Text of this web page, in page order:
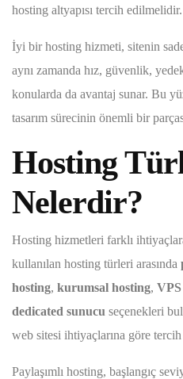
hosting altyapısı tercih edilmelidir.
İyi bir hosting hizmeti, sitenin
aynı zamanda hız, güvenlik,
konularda da avantaj sunar. Bu
tasarım sürecinin önemli bir
Hosting
Nelerdir?
Hosting hizmetleri farklı
kullanılan hosting türleri arasında
hosting, kurumsal hosting,
dedicated sunucu seçenekleri
web sitesi ihtiyaçlarına göre
Paylaşımlı hosting, başlangıç